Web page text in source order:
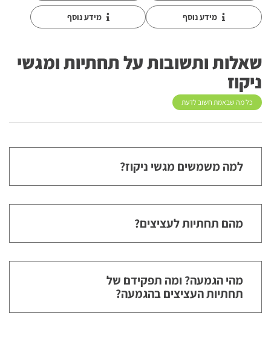
מידע נוסף מידע נוסף
שאלות ותשובות על תחתיות ומגשי
ניקוז
כל מה שבאמת חשוב לדעת
למה משמשים מגשי ניקוז?
מהם תחתיות לעציצים?
מהי הגמעה? ומה תפקידם של
תחתיות העציצים בהגמעה?